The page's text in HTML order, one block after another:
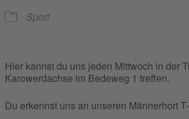
Sport
Hier kannst du uns jeden Mittwoch in der
Karowerdachse im Bedeweg 1 treffen.
Du erkennst uns an unseren Männerhort